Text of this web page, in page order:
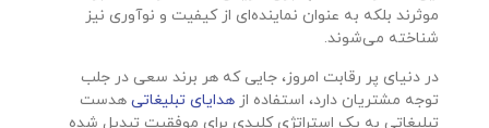
موثرند بلکه به عنوان نماینده‌ای از کیفیت و نوآوری نیز
شناخته می‌شوند.
در دنیای پر رقابت امروز، جایی که هر برند سعی در جلب
توجه مشتریان دارد، استفاده از هدایای تبلیغاتی هدست‌
تبلیغاتی به یک استراتژی کلیدی برای موفقیت تبدیل شده